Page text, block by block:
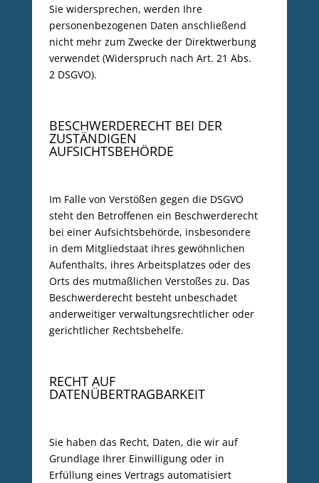
Sie widersprechen, werden Ihre
personenbezogenen Daten anschließend
nicht mehr zum Zwecke der Direktwerbung
verwendet (Widerspruch nach Art. 21 Abs.
2 DSGVO).
BESCHWERDERECHT BEI DER
ZUSTÄNDIGEN
AUFSICHTSBEHÖRDE
Im Falle von Verstößen gegen die DSGVO
steht den Betroffenen ein Beschwerderecht
bei einer Aufsichtsbehörde, insbesondere
in dem Mitgliedstaat ihres gewöhnlichen
Aufenthalts, ihres Arbeitsplatzes oder des
Orts des mutmaßlichen Verstoßes zu. Das
Beschwerderecht besteht unbeschadet
anderweitiger verwaltungsrechtlicher oder
gerichtlicher Rechtsbehelfe.
RECHT AUF
DATENÜBERTRAGBARKEIT
Sie haben das Recht, Daten, die wir auf
Grundlage Ihrer Einwilligung oder in
Erfüllung eines Vertrags automatisiert